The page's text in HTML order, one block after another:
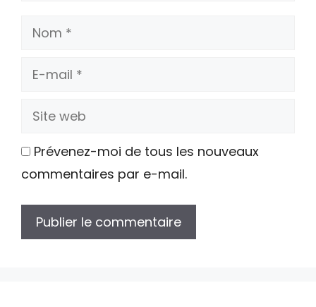
Nom
E-
Site
Prévenez-moi de tous les nouveaux
commentaires par e-mail.